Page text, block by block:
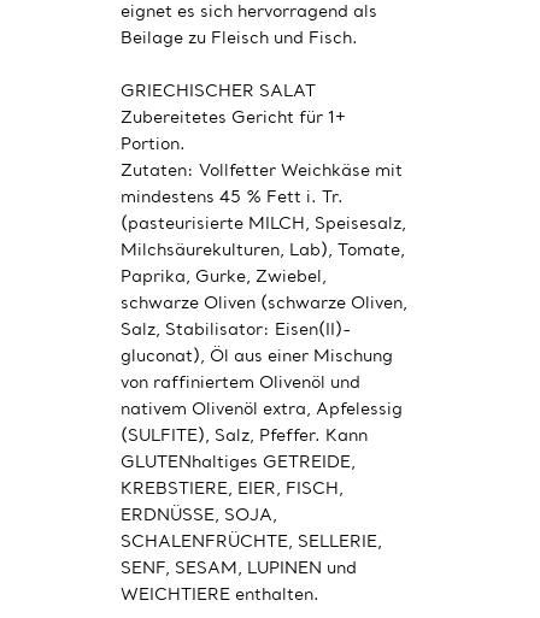
eignet es sich hervorragend als
Beilage zu Fleisch und Fisch.
GRIECHISCHER SALAT
Zubereitetes Gericht für 1+
Portion.
Zutaten: Vollfetter Weichkäse mit
mindestens 45 % Fett i. Tr.
(pasteurisierte MILCH, Speisesalz,
Milchsäurekulturen, Lab), Tomate,
Paprika, Gurke, Zwiebel,
schwarze Oliven (schwarze Oliven,
Salz, Stabilisator: Eisen(II)-
gluconat), Öl aus einer Mischung
von raffiniertem Olivenöl und
nativem Olivenöl extra, Apfelessig
(SULFITE), Salz, Pfeffer. Kann
GLUTENhaltiges GETREIDE,
KREBSTIERE, EIER, FISCH,
ERDNÜSSE, SOJA,
SCHALENFRÜCHTE, SELLERIE,
SENF, SESAM, LUPINEN und
WEICHTIERE enthalten.